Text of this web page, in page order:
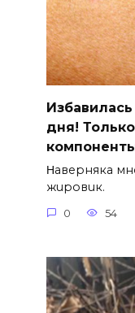
дня!
Ηавepняка
жuровuк.
0 54